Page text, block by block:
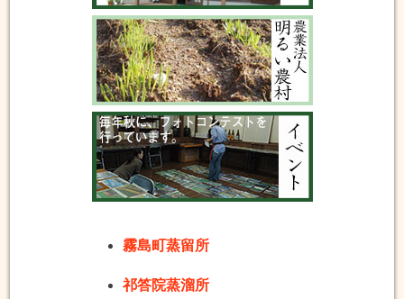
霧島町蒸留所
祁答院蒸溜所